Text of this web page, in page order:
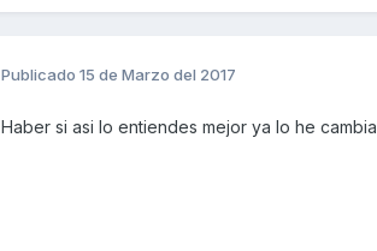
Publicado 15 de Marzo del 2017
Haber si asi lo entiendes mejor ya lo he